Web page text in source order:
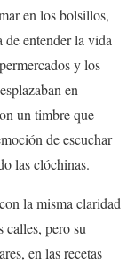
en los bolsillos,
entender la vida
y los
en
un timbre que
de escuchar
las clóchinas.
la misma claridad
calles, pero su
en las recetas